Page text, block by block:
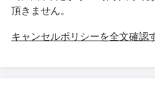
頂きません。
キャンセルポリシーを全文確認